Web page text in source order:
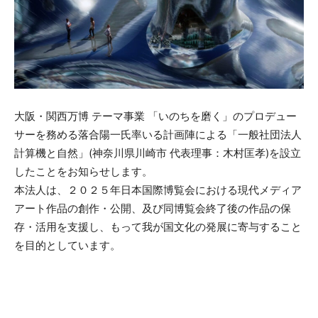
大阪・関西万博 テーマ事業 「いのちを磨く」のプロデュー
サーを務める落合陽一氏率いる計画陣による「一般社団法人
計算機と自然」(神奈川県川崎市 代表理事：木村匡孝)を設立
したことをお知らせします。
本法人は、２０２５年日本国際博覧会における現代メディア
アート作品の創作・公開、及び同博覧会終了後の作品の保
存・活用を支援し、もって我が国文化の発展に寄与すること
を目的としています。